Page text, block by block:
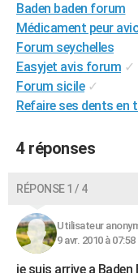
GUIDES D'ACHAT
BONS PLANS
CARTE DE VOEUX
Carte de Noël
Carte Bonne année
Carte Saint-Valentin
Carte Pâques
Carte d'anniversaire
DICTIONNAIRE
FORUM
Bricolage
Lifestyle
Culture
Sport
Auto
Television
Voyage
Cinema
Baden baden forum
Médicament peur
Forum seychelles
Easyjet avis forum ✓
Forum sicile ✓
Refaire ses dents en
4 réponses
RÉPONSE 1 / 4
Utilisateur
9 avr. 2010 à 07:58
je suis arrive a